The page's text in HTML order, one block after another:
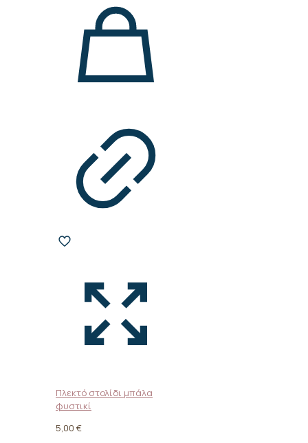
Πλεκτό στολίδι μπάλα
φυστικί
5,00 €